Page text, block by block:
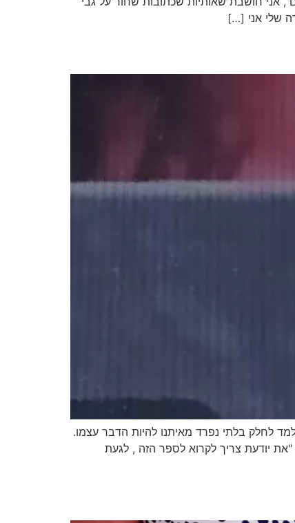
שלי אני […]
לחלק בלתי נפרד מאיתנו להיות הדבר עצמו.
יודעת צריך לקרוא לספר הזה , לגעת